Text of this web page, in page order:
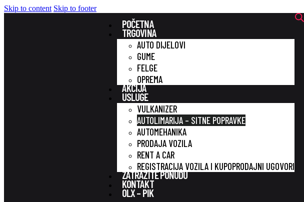
Skip to content Skip to footer
POČETNA
TRGOVINA
AUTO DIJELOVI
GUME
FELGE
OPREMA
AKCIJA
USLUGE
VULKANIZER
AUTOLIMARIJA – SITNE POPRAVKE
AUTOMEHANIKA
PRODAJA VOZILA
RENT A CAR
REGISTRACIJA VOZILA I KUPOPRODAJNI UGOVORI
ZATRAŽITE PONUDU
KONTAKT
OLX – PIK